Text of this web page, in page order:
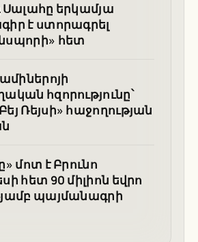
Սալահը երկամյա
է ստորագրել
հետ
հզորությունը՝
Ռեյսի» հաջողության
մոտ է Բրունո
հետ 90 միլիոն եվրո
պայմանագրի